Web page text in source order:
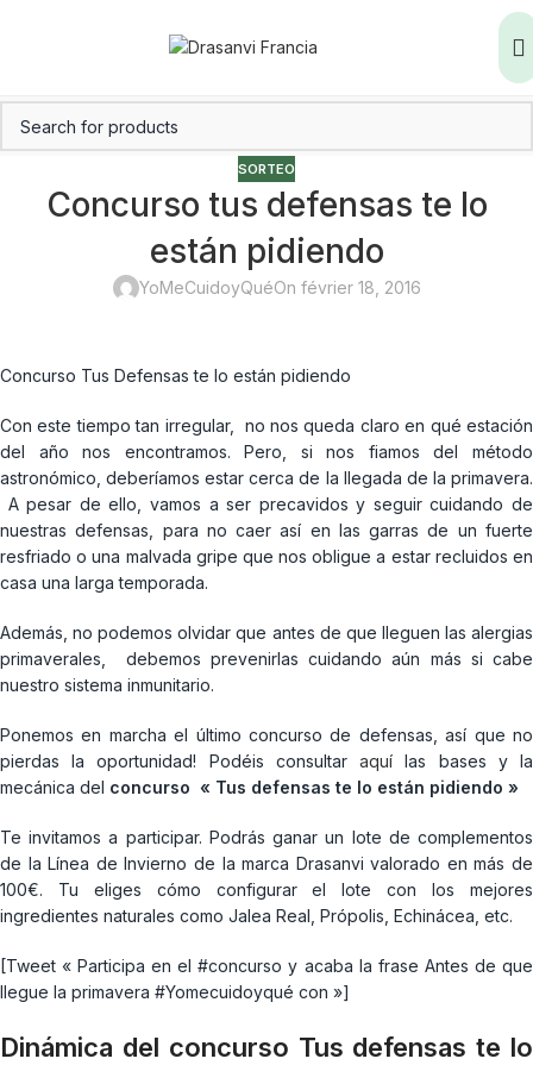
SORTEO
Concurso tus defensas te lo
están pidiendo
YoMeCuidoyQuéOn février 18, 2016
Concurso Tus Defensas te lo están pidiendo
Con este tiempo tan irregular, no nos queda claro en qué estación
del año nos encontramos. Pero, si nos fiamos del método
astronómico, deberíamos estar cerca de la llegada de la primavera.
A pesar de ello, vamos a ser precavidos y seguir cuidando de
nuestras defensas, para no caer así en las garras de un fuerte
resfriado o una malvada gripe que nos obligue a estar recluidos en
casa una larga temporada.
Además, no podemos olvidar que antes de que lleguen las alergias
primaverales, debemos prevenirlas cuidando aún más si cabe
nuestro sistema inmunitario.
Ponemos en marcha el último concurso de defensas, así que no
pierdas la oportunidad! Podéis consultaraquí las bases y la
mecánica del concurso « Tus defensas te lo están pidiendo »
Te invitamos a participar. Podrás ganar un lote de complementos
de la Línea de Invierno de la marca Drasanvi valorado en más de
100€. Tu eliges cómo configurar el lote con los mejores
ingredientes naturales como Jalea Real, Própolis, Echinácea, etc.
[Tweet « Participa en el #concurso y acaba la frase Antes de que
llegue la primavera #Yomecuidoyqué con »]
Dinámica del concurso Tus defensas te lo